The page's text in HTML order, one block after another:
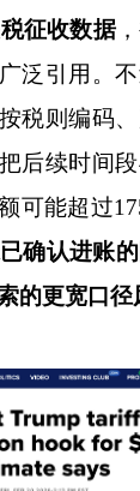
征收数据
泛引用。
税则编码
后续时间
可能超过
确认进账
的更宽口径